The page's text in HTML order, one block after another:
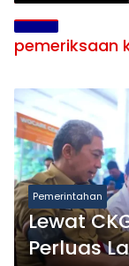
pemeriksaan
Pemerintahan
Lewat
Perluas